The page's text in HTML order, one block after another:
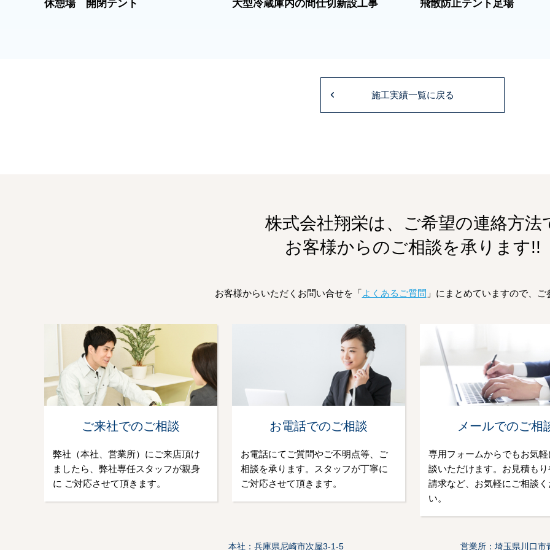
休憩場 開閉テント 大型冷蔵庫内の間仕切新設工事 飛散防止テント足場
施工実績一覧に戻る
株式会社翔栄は、ご希望の連絡方法
お客様からのご相談を承ります!!
お客様からいただくお問い合せを「よくあるご質問 」にまとめていますので、ご
ご来社でのご相談
弊社（本社、営業所）にご来店頂け
ましたら、弊社専任スタッフが親身
に ご対応させて頂きます。
お電話でのご相談
お電話にてご質問やご不明点等、ご
相談を承ります。スタッフが丁寧に
ご対応させて頂きます。
メールでのご相
専用フォームからでもお気軽
談いただけます。お見積も
請求など、お気軽にご相談く
い。
本社：兵庫県尼崎市次屋3-1-5 営業所：埼玉県川口市